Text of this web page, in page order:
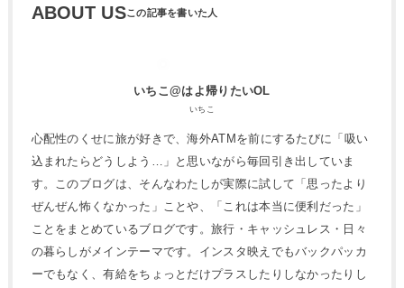
ABOUT US
いちこ@はよ帰りたいOL
いちこ
心配性のくせに旅が好きで、海外ATMを前にするたびに「吸い
込まれたらどうしよう…」と思いながら毎回引き出していま
す。このブログは、そんなわたしが実際に試して「思ったより
ぜんぜん怖くなかった」ことや、「これは本当に便利だった」
ことをまとめているブログです。旅行・キャッシュレス・日々
の暮らしがメインテーマです。インスタ映えでもバックパッカ
ーでもなく、有給をちょっとだけプラスしたりしなかったりし